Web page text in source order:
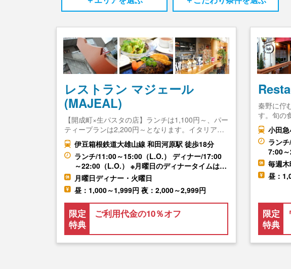
レストラン マジェール
(MAJEAL)
【開成町×生パスタの店】ランチは1,100円～、パー
ティープランは2,200円～となります。イタリア…
伊豆箱根鉄道大雄山線 和田河原駅 徒歩18分
ランチ/11:00～15:00（L.O.） ディナー/17:00
～22:00（L.O.） ※月曜日のディナータイムは…
月曜日ディナー・火曜日
昼：1,000～1,999円 夜：2,000～2,999円
限定
特典
ご利用代金の10％オフ
秦野に佇
す。旬の
小田
ラン
7:00
毎週
昼：
限定
特典